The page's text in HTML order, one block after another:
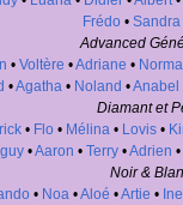
Frédo • Sandra
Advanced
• Voltère •Adriane •
•Agatha• Noland •Anabel
Diamant et
• Flo • Mélina • Lovis •
•Aaron • Terry•Adrien •
Noir &
• Noa •Aloé •Artie •